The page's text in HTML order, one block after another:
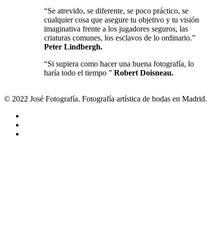
“Se atrevido, se diferente, se poco práctico, se
cualquier cosa que asegure tu objetivo y tu visión
imaginativa frente a los jugadores seguros, las
criaturas comunes, los esclavos de lo ordinario.”
Peter Lindbergh.
“Si supiera como hacer una buena fotografía, lo
haría todo el tiempo ” Robert Doisneau.
© 2022 José Fotografía. Fotografía artística de bodas en Madrid.